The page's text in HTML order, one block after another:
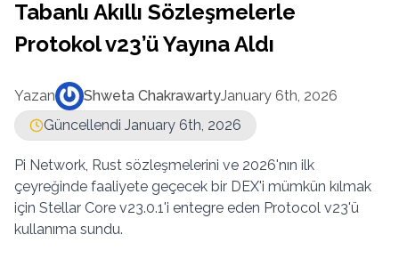
Tabanlı Akıllı Sözleşmelerle
Protokol v23’ü Yayına Aldı
Yazan Shweta ChakrawartyJanuary 6th, 2026
Güncellendi January 6th, 2026
Pi Network, Rust sözleşmelerini ve 2026'nın ilk
çeyreğinde faaliyete geçecek bir DEX'i mümkün kılmak
için Stellar Core v23.0.1'i entegre eden Protocol v23'ü
kullanıma sundu.